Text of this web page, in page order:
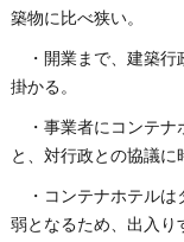
築物に比べ狭い。
・開業まで、建築行
掛かる。
・事業者にコンテナ
と、対行政との協議に
・コンテナホテルは
弱となるため、出入り